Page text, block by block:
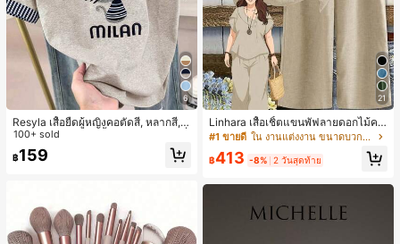
6
Resyla เสื้อยืดผู้หญิงคอตัดสี, หลากสี, ล
ายพิมพ์แมวน่ารัก, เสื้อสำหรับออกไปเที่
ยวฤดูร้อน, ดีไซน์กราฟิก, ความรู้สึกพรีเ
มียม, ลำลองอเนกประสงค์, สวมใส่ประ
100+ sold
฿159
21
Linhara เสื้อเชิ้ตแขนพัฟลายดอกไม้คอ
ปกไม่สมมาตรสำหรับผู้หญิงไซส์ใหญ่ +
น สำหรับฤดูใบไม้ผลิ/ฤดูร้อน
#1 ขายดี ใน งานแต่งงาน ขนาดบวก Co-Ords
฿413 -8% 2 วันสุดท้าย